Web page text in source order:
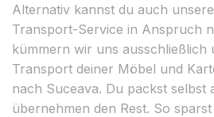
Alternativ kannst du auch
Transport-Service in Anspruch
kümmern wir uns ausschließlich
Transport deiner Möbel und
nach Suceava. Du packst selbst
übernehmen den Rest. So